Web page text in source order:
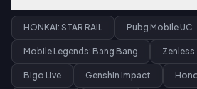
HONKAI: STAR RAIL Pubg Mobile UC
Mobile Legends: Bang Bang Zenless
Bigo Live Genshin Impact